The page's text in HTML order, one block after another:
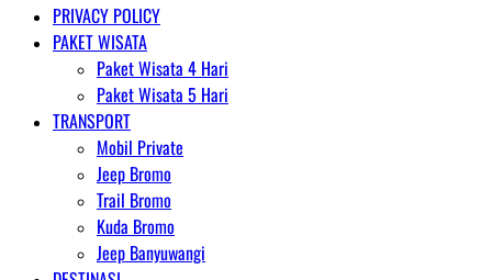
PRIVACY POLICY
PAKET WISATA
Paket Wisata 4 Hari
Paket Wisata 5 Hari
TRANSPORT
Mobil Private
Jeep Bromo
Trail Bromo
Kuda Bromo
Jeep Banyuwangi